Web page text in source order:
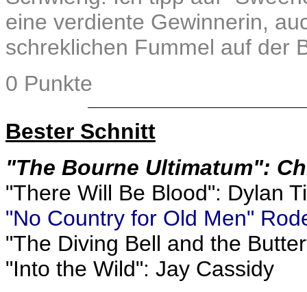
eine verdiente Gewinnerin,
schreklichen Fummel auf der
0 Punkte
Bester Schnitt
"The Bourne Ultimatum":
"There Will Be Blood": Dylan
"No Country for Old Men"
"The Diving Bell and the
"Into the Wild": Jay Cassidy